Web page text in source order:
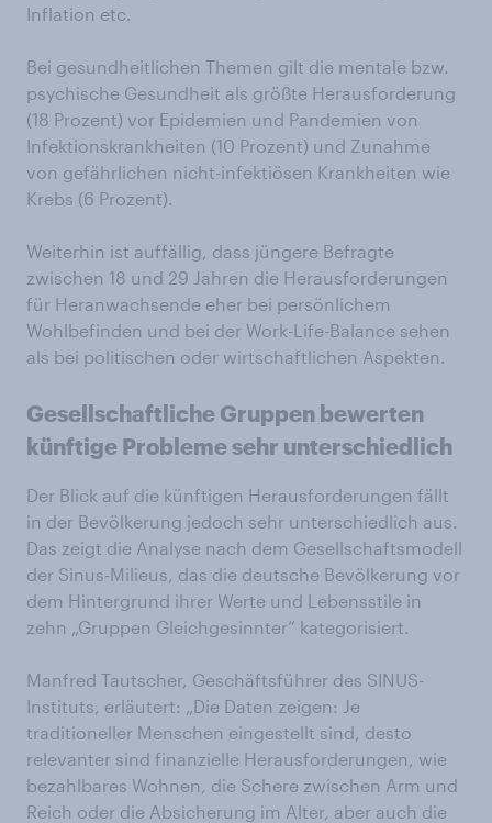
Inflation etc.
Bei gesundheitlichen Themen gilt die mentale bzw.
psychische Gesundheit als größte Herausforderung
(18 Prozent) vor Epidemien und Pandemien von
Infektionskrankheiten (10 Prozent) und Zunahme
von gefährlichen nicht-infektiösen Krankheiten wie
Krebs (6 Prozent).
Weiterhin ist auffällig, dass jüngere Befragte
zwischen 18 und 29 Jahren die Herausforderungen
für Heranwachsende eher bei persönlichem
Wohlbefinden und bei der Work-Life-Balance sehen
als bei politischen oder wirtschaftlichen Aspekten.
Gesellschaftliche Gruppen bewerten
künftige Probleme sehr unterschiedlich
Der Blick auf die künftigen Herausforderungen fällt
in der Bevölkerung jedoch sehr unterschiedlich aus.
Das zeigt die Analyse nach dem Gesellschaftsmodell
der Sinus-Milieus, das die deutsche Bevölkerung vor
dem Hintergrund ihrer Werte und Lebensstile in
zehn „Gruppen Gleichgesinnter“ kategorisiert.
Manfred Tautscher, Geschäftsführer des SINUS-
Instituts, erläutert: „Die Daten zeigen: Je
traditioneller Menschen eingestellt sind, desto
relevanter sind finanzielle Herausforderungen, wie
bezahlbares Wohnen, die Schere zwischen Arm und
Reich oder die Absicherung im Alter, aber auch die